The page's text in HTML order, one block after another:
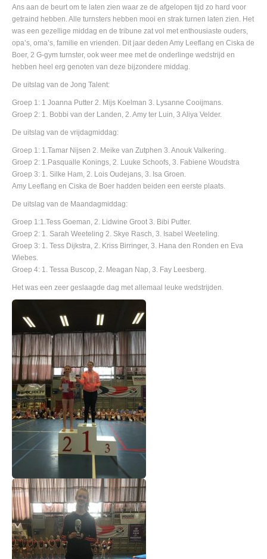
Ans aan de beurt om te laten zien waar ze de afgelopen tijd zo hard voor
getraind hebben. Alle turnsters hebben mooi en strak turnen laten zien. Het
was een gezellige middag en de tribune zat vol met enthousiaste ouders,
opa’s, oma’s, familie en vrienden. Dit jaar deden Amy Leeflang en Ciska de
Boer, 2 G-gym turnster, ook weer mee met de onderlinge wedstrijd en
hebben heel erg genoten van deze bijzondere middag.
De uitslag van de Jong Talent:
Groep 1: 1 Joanna Putter 2. Mijs Koelman 3. Lysanne Cooijmans.
Groep 2: 1. Bobbi van der Landen, 2. Amy ter Luin, 3 Aliya Velder.
De uitslag van de vrijdagmiddag:
Groep 1: 1.Tamar Nijsen 2. Meike van Zutphen 3. Anouk Valkering.
Groep 2: 1.Pasqualle Konings, 2. Luuke Schoofs, 3. Fabiene Woudstra
Groep 3: 1. Silke Ham, 2. Lois Oudejans, 3. Isa Groen.
Amy Leeflang en Ciska de Boer hadden beiden een eerste plaats.
De uitslag van de Maandagmiddag:
Groep 1:1.Tess Goeman, 2. Lidwine Groot 3. Bibi Putter.
Groep 2: 1. Sarah Weeteling 2. Skye Rasch, 3. Isabel Weeteling.
Groep 3: 1. Tess Dijkstra, 2. Kriss Birringer, 3. Hana den Ronden en Eva
Wiebes.
Groep 4: 1. Tessa Buscop, 2. Meagan Nap, 3. Fay Leesberg.
Het was een zeer geslaagde dag met allemaal leuke wedstrijden.